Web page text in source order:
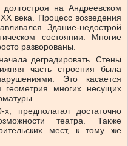
на Андреевском
века. Процесс возведения
Здание-недострой
состоянии. Многие
разворованы.
деградировать. Стены
часть строения была
Это касается
многих несущих
предполагал достаточно
театра. Также
мест, к тому же